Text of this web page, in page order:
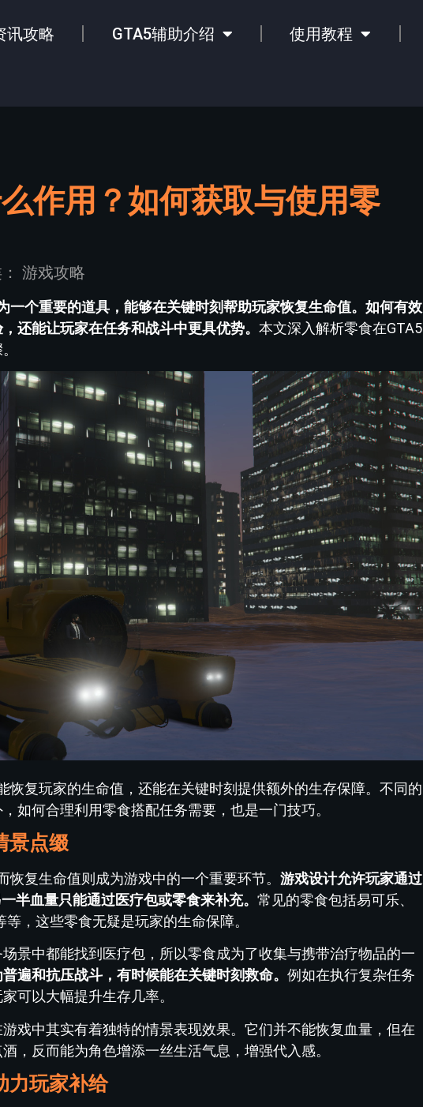
讯攻略 GTA5辅助介绍 使用教程
作用？如何获取与使用零
游戏攻略
一个重要的道具，能够在关键时刻帮助玩家恢复生命值。如何有效
还能让玩家在任务和战斗中更具优势。 本文深入解析零食在GTA5
恢复玩家的生命值，还能在关键时刻提供额外的生存保障。不同的
如何合理利用零食搭配任务需要，也是一门技巧。
景点缀
复生命值则成为游戏中的一个重要环节。 游戏设计允许玩家通过
半血量只能通过医疗包或零食来补充。 常见的零食包括易可乐、
，这些零食无疑是玩家的生命保障。
景中都能找到医疗包，所以零食成为了收集与携带治疗物品的一
遍和抗压战斗，有时候能在关键时刻救命。 例如在执行复杂任务
可以大幅提升生存几率。
戏中其实有着独特的情景表现效果。它们并不能恢复血量，但在
，反而能为角色增添一丝生活气息，增强代入感。
力玩家补给